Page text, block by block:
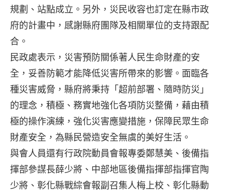
規劃、站點成立。另外，災民收容也訂定在縣市政
府的計畫中，感謝縣府團隊及相關單位的支持跟配
合。
民政處表示，災害預防關係著人民生命財產的安
全，妥善防範才能降低災害所帶來的影響。面臨各
種災害威脅，縣府將秉持「超前部署、隨時防災」
的理念，積極、務實地強化各項防災整備，藉由積
極的操作演練，強化災害應變措施，保障民眾生命
財產安全，為縣民營造安全無虞的美好生活。
與會人員還有行政院動員會報專委鄭慧美、後備指
揮部參謀長薛少將、中部地區後備指揮部指揮官陶
少將、彰化縣戰綜會報副召集人梅上校、彰化縣動